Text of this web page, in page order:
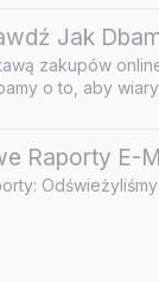
Jak
zakupów
o to, aby
Raporty E-